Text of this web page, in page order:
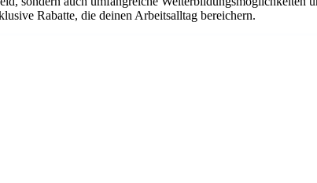
Rabatte, die deinen Arbeitsalltag bereichern.